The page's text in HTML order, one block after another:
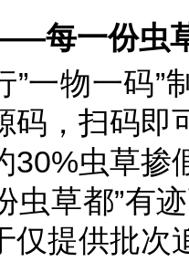
每一份虫
”一物一码”
码，扫码即
30%虫草掺
虫草都”有
仅提供批次